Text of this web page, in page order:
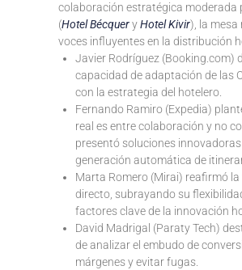
colaboración estratégica moderada
(Hotel BécqueryHotel Kivir), la mesa
voces influyentes en la distribución
Javier Rodríguez (Booking.com)
capacidad de adaptación de las
con la estrategia del hotelero.
Fernando Ramiro (Expedia)
real es entre colaboración y no
presentó soluciones
generación automática de
Marta Romero (Mirai) reafirmó la
directo, subrayando su
factores clave de la innovación
David Madrigal (Paraty Tech)
de analizar el embudo de
márgenes y evitar fugas.